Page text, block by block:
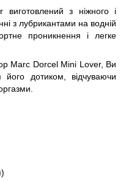
з ніжного і
з лубрикантами на водній
проникнення і легке
Marc Dorcel Mini Lover, Ви
дотиком, відчуваючи